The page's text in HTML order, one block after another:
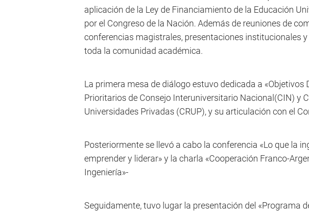
aplicación de la Ley de Financiamiento de la Educación
por el Congreso de la Nación. Además de reuniones de
conferencias magistrales, presentaciones institucionales
toda la comunidad académica.
La primera mesa de diálogo estuvo dedicada a «Objetivos
Prioritarios de Consejo Interuniversitario Nacional(CIN) y
Universidades Privadas (CRUP), y su articulación con el
Posteriormente se llevó a cabo la conferencia «Lo que la
emprender y liderar» y la charla «Cooperación Franco-
Ingeniería»-
Seguidamente, tuvo lugar la presentación del «Programa